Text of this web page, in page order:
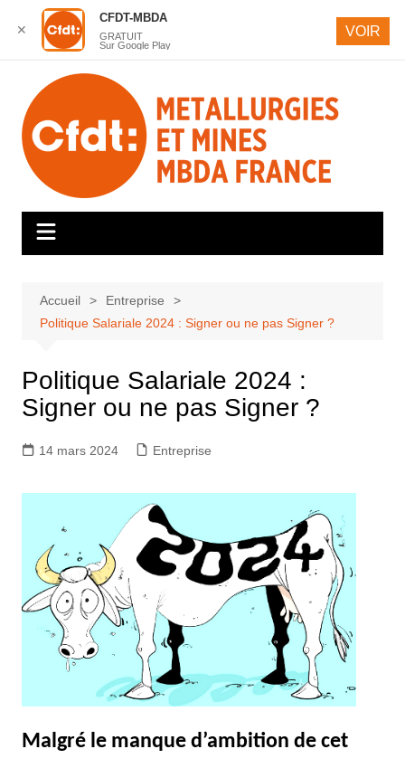
contenu
Accueil
Entreprise
Politique Salariale 2024 : Signer ou ne pas Signer ?
Politique Salariale 2024 :
Signer ou ne pas Signer ?
14 mars 2024 Entreprise
Malgré le manque d’ambition de cet
✕
CFDT-MBDA
GRATUIT
Sur Google Play
VOIR